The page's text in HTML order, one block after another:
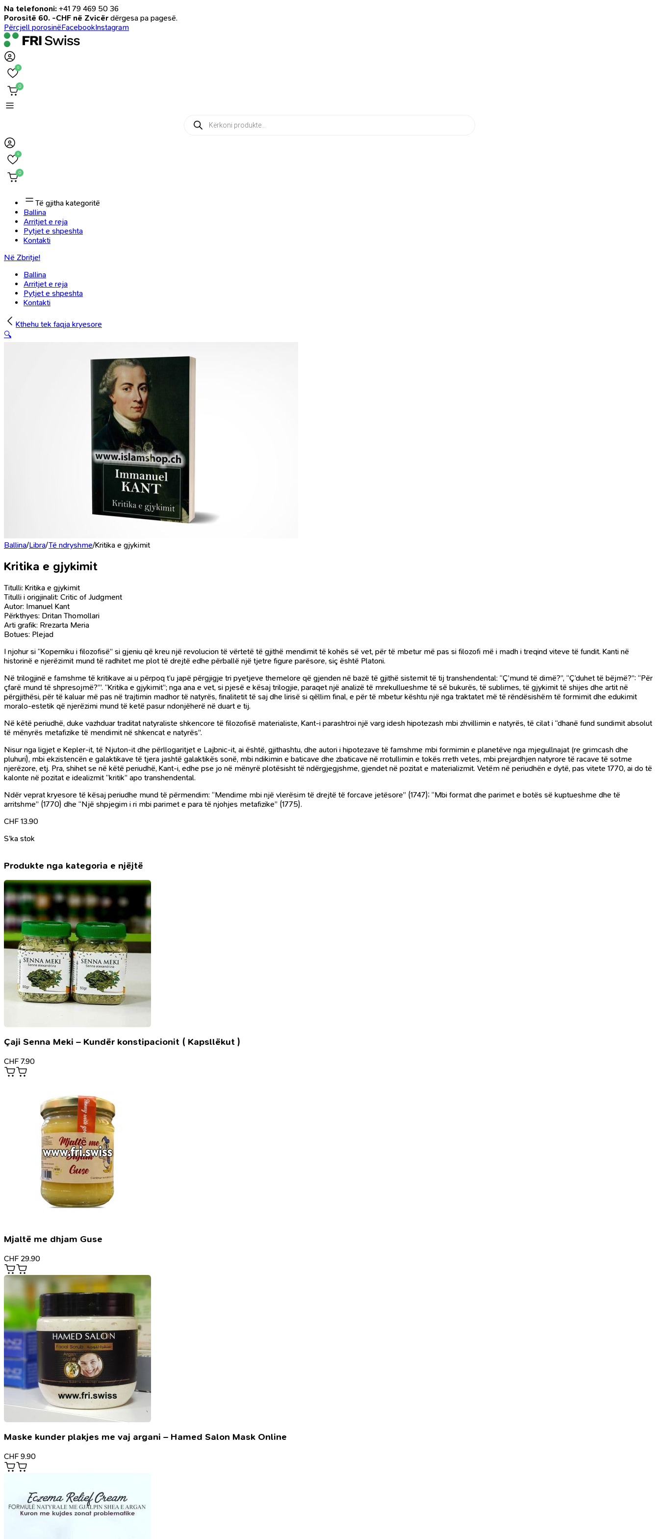
Na telefononi: +41 79 469 50 36
Porositë 60. -CHF në Zvicër dërgesa pa pagesë.
Përcjell porosinëFacebookInstagram
0
0
Products
search
0
0
Të gjitha kategoritë
Ballina
Arritjet e reja
Pytjet e shpeshta
Kontakti
Në Zbritje!
Ballina
Arritjet e reja
Pytjet e shpeshta
Kontakti
Kthehu tek faqja kryesore
🔍
Ballina/Libra/Të ndryshme/Kritika e gjykimit
Kritika e gjykimit
Titulli: Kritika e gjykimit
Titulli i origjinalit: Critic of Judgment
Autor: Imanuel Kant
Përkthyes: Dritan Thomollari
Arti grafik: Rrezarta Meria
Botues: Plejad
I njohur si “Koperniku i filozofisë” si gjeniu që kreu një revolucion të vërtetë të gjithë mendimit të kohës së vet, për të mbetur më pas si filozofi më i madh i treqind viteve të fundit. Kanti në
historinë e njerëzimit mund të radhitet me plot të drejtë edhe përballë një tjetre figure parësore, siç është Platoni.
Në trilogjinë e famshme të kritikave ai u përpoq t’u japë përgjigje tri pyetjeve themelore që gjenden në bazë të gjithë sistemit të tij transhendental: “Ç’mund të dimë?”, “Ç’duhet të bëjmë?”: “Për
çfarë mund të shpresojmë?”’. “Kritika e gjykimit”; nga ana e vet, si pjesë e kësaj trilogjie, paraqet një analizë të mrekullueshme të së bukurës, të sublimes, të gjykimit të shijes dhe artit në
përgjithësi, për të kaluar më pas në trajtimin madhor të natyrës, finalitetit të saj dhe lirisë si qëllim final, e për të mbetur kështu një nga traktatet më të rëndësishëm të formimit dhe edukimit
moralo-estetik që njerëzimi mund të ketë pasur ndonjëherë në duart e tij.
Në këtë periudhë, duke vazhduar traditat natyraliste shkencore të filozofisë materialiste, Kant-i parashtroi një varg idesh hipotezash mbi zhvillimin e natyrës, të cilat i “dhanë fund sundimit absolut
të mënyrës metafizike të mendimit në shkencat e natyrës”.
Nisur nga ligjet e Kepler-it, të Njuton-it dhe përllogaritjet e Lajbnic-it, ai është, gjithashtu, dhe autori i hipotezave të famshme mbi formimin e planetëve nga mjegullnajat (re grimcash dhe
pluhuri), mbi ekzistencën e galaktikave të tjera jashtë galaktikës sonë, mbi ndikimin e baticave dhe zbaticave në rrotullimin e tokës rreth vetes, mbi prejardhjen natyrore të racave të sotme
njerëzore, etj. Pra, shihet se në këtë periudhë, Kant-i, edhe pse jo në mënyrë plotësisht të ndërgjegjshme, gjendet në pozitat e materializmit. Vetëm në periudhën e dytë, pas vitete 1770, ai do të
kalonte në pozitat e idealizmit “kritik” apo transhendental.
Ndër veprat kryesore të kësaj periudhe mund të përmendim: “Mendime mbi një vlerësim të drejtë të forcave jetësore” (1747); “Mbi format dhe parimet e botës së kuptueshme dhe të
arritshme” (1770) dhe “Një shpjegim i ri mbi parimet e para të njohjes metafizike” (1775).
CHF 13.90
S’ka stok
Produkte nga kategoria e njëjtë
Çaji Senna Meki – Kundër konstipacionit ( Kapsllëkut )
CHF 7.90
Mjaltë me dhjam Guse
CHF 29.90
Maske kunder plakjes me vaj argani – Hamed Salon Mask Online
CHF 9.90